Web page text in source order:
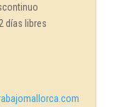
días libres